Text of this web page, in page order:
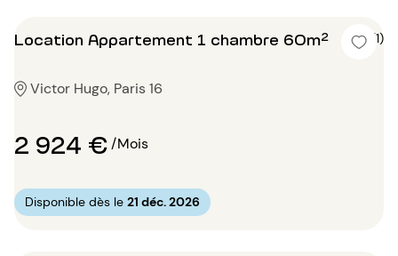
Location Appartement 1 chambre 60m² 5 (1)
Victor Hugo, Paris 16
2 924 €/Mois
Disponible dès le 21 déc. 2026